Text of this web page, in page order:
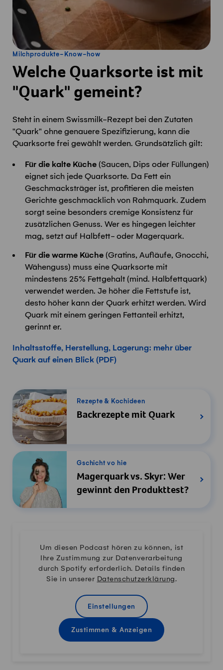
Milchprodukte-Know-how
Welche Quarksorte ist mit
"Quark" gemeint?
Steht in einem Swissmilk-Rezept bei den Zutaten
"Quark" ohne genauere Spezifizierung, kann die
Quarksorte frei gewählt werden. Grundsätzlich gilt:
Für die kalte Küche (Saucen, Dips oder Füllungen)
eignet sich jede Quarksorte. Da Fett ein
Geschmacksträger ist, profitieren die meisten
Gerichte geschmacklich von Rahmquark. Zudem
sorgt seine besonders cremige Konsistenz für
zusätzlichen Genuss. Wer es hingegen leichter
mag, setzt auf Halbfett- oder Magerquark.
Für die warme Küche (Gratins, Aufläufe, Gnocchi,
Wähenguss) muss eine Quarksorte mit
mindestens 25% Fettgehalt (mind. Halbfettquark)
verwendet werden. Je höher die Fettstufe ist,
desto höher kann der Quark erhitzt werden. Wird
Quark mit einem geringen Fettanteil erhitzt,
gerinnt er.
Inhaltsstoffe, Herstellung, Lagerung: mehr über
Quark auf einen Blick (PDF)
Rezepte & Kochideen
Backrezepte mit Quark
Gschicht vo hie
Magerquark vs. Skyr: Wer
gewinnt den Produkttest?
Um diesen Podcast hören zu können, ist
Ihre Zustimmung zur Datenverarbeitung
durch Spotify erforderlich. Details finden
Sie in unserer Datenschutzerklärung.
Einstellungen
Zustimmen & Anzeigen